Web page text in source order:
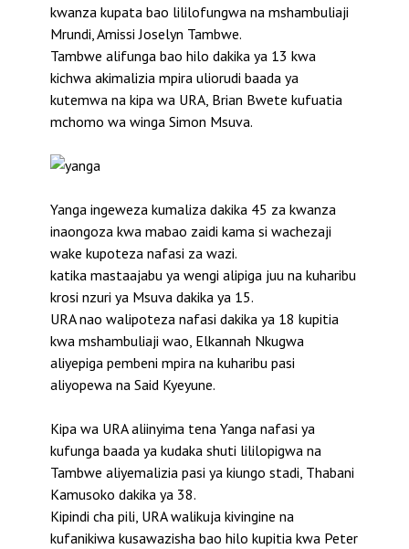
kwanza kupata bao lililofungwa na mshambuliaji
Mrundi, Amissi Joselyn Tambwe.
Tambwe alifunga bao hilo dakika ya 13 kwa
kichwa akimalizia mpira uliorudi baada ya
kutemwa na kipa wa URA, Brian Bwete kufuatia
mchomo wa winga Simon Msuva.
Yanga ingeweza kumaliza dakika 45 za kwanza
inaongoza kwa mabao zaidi kama si wachezaji
wake kupoteza nafasi za wazi.
katika mastaajabu ya wengi alipiga juu na kuharibu
krosi nzuri ya Msuva dakika ya 15.
URA nao walipoteza nafasi dakika ya 18 kupitia
kwa mshambuliaji wao, Elkannah Nkugwa
aliyepiga pembeni mpira na kuharibu pasi
aliyopewa na Said Kyeyune.
Kipa wa URA aliinyima tena Yanga nafasi ya
kufunga baada ya kudaka shuti lililopigwa na
Tambwe aliyemalizia pasi ya kiungo stadi, Thabani
Kamusoko dakika ya 38.
Kipindi cha pili, URA walikuja kivingine na
kufanikiwa kusawazisha bao hilo kupitia kwa Peter